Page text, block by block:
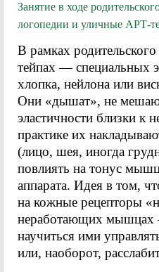
Занятие в ходе
логопедии и уличные АРТ-
В рамках
тейпах — специальных
хлопка, нейлона или
Они «дышат», не
эластичности близки к
практике их
(лицо, шея, иногда
повлиять на тонус
аппарата. Идея в том,
на кожные рецепторы
неработающих
научиться ими
или, наоборот,